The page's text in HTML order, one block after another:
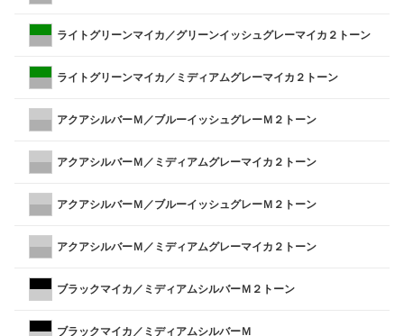
ライトグリーンマイカ／グリーンイッシュグレーマイカ２トーン
ライトグリーンマイカ／ミディアムグレーマイカ２トーン
アクアシルバーＭ／ブルーイッシュグレーＭ２トーン
アクアシルバーＭ／ミディアムグレーマイカ２トーン
アクアシルバーＭ／ブルーイッシュグレーＭ２トーン
アクアシルバーＭ／ミディアムグレーマイカ２トーン
ブラックマイカ／ミディアムシルバーＭ２トーン
ブラックマイカ／ミディアムシルバーＭ